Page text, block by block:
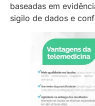
baseadas em
sigilo de dados e